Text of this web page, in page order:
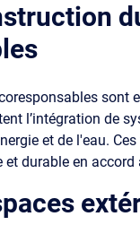
l’intégration de
et de l'eau.
durable en